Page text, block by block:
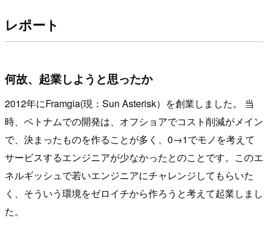
レポート
何故、起業しようと思ったか
2012年にFramgia(現：Sun Asterisk）を創業しました。 当
時、ベトナムでの開発は、オフショアでコスト削減がメイン
で、決まったものを作ることが多く、0→1でモノを考えて
サービスするエンジニアが少なかったとのことです。このエ
ネルギッシュで若いエンジニアにチャレンジしてもらいた
く、そういう環境をゼロイチから作ろうと考えて起業しまし
た。